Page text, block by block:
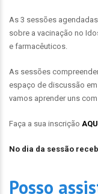
As 3 sessões
sobre a vacinação no
e farmacêuticos.
As sessões
espaço de discussão
vamos aprender uns
Faça a sua inscrição
No dia da sessão
Posso